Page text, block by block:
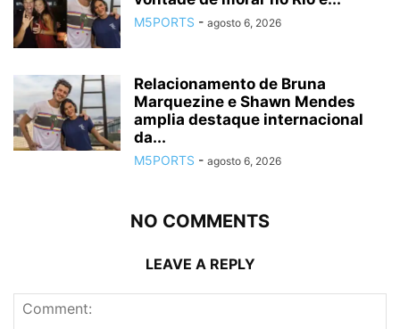
M5PORTS - agosto 6, 2026
Relacionamento de Bruna
Marquezine e Shawn Mendes
amplia destaque internacional
da...
M5PORTS - agosto 6, 2026
NO COMMENTS
LEAVE A REPLY